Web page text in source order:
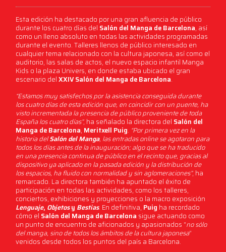
Esta edición ha destacado por una gran afluencia de público
durante los cuatro días del Salón del Manga de Barcelona, así
como un lleno absoluto en todas las actividades programadas
durante el evento. Talleres llenos de público interesado en
cualquier tema relacionado con la cultura japonesa, así como el
auditorio, las salas de actos, el nuevo espacio infantil Manga
Kids o la plaza Univers, en donde estaba ubicado el gran
escenario delXXIV Salón del Manga de Barcelona.
“Estamos muy satisfechos por la asistencia conseguida durante
los cuatro días de esta edición que, en coincidir con un puente, ha
visto incrementada la presencia de público proveniente de toda
España los cuatro días”, ha señalado la directora del Salón del
Manga de Barcelona, Meritxell Puig. “Por primera vez en la
historia delSalón del Manga, las entradas online se agotaron para
todos los días antes de la inauguración; algo que se ha traducido
en una presencia continua de público en el recinto que, gracias al
dispositivo ya aplicado en la pasada edición y la distribución de
los espacios, ha fluido con normalidad y sin aglomeraciones”, ha
remarcado. La directora también ha apuntado el éxito de
participación en todas las actividades, como los talleres,
conciertos, exhibiciones y proyecciones o la macro exposición
Lenguaje, Objetosy Bestias. En definitiva, Puig ha recordado
cómo el Salón del Manga de Barcelona sigue actuando como
un punto de encuentro de aficionados y apasionados “no sólo
del manga, sino de todos los ámbitos de la cultura japonesa”
venidos desde todos los puntos del país a Barcelona.